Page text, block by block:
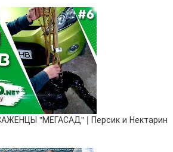
"МЕГАСАД" | Персик и Нектарин